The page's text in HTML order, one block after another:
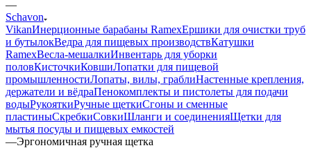
—
Schavon
VikanИнерционные барабаны RamexЕршики для очистки труб
и бутылокВедра для пищевых производствКатушки
RamexВесла-мешалкиИнвентарь для уборки
половКисточкиКовшиЛопатки для пищевой
промышленностиЛопаты, вилы, граблиНастенные крепления,
держатели и вёдраПенокомплекты и пистолеты для подачи
водыРукояткиРучные щеткиСгоны и сменные
пластиныСкребкиСовкиШланги и соединенияЩетки для
мытья посуды и пищевых емкостей
—Эргономичная ручная щетка